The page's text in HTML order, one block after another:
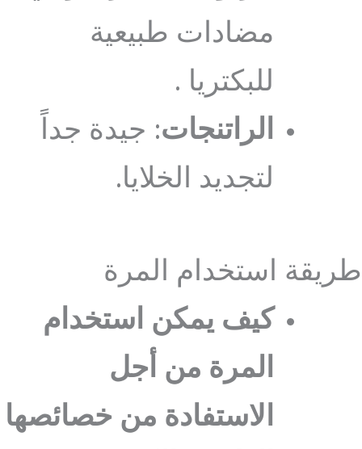
مضادات طبيعية
للبكتريا .
الراتنجات: جيدة جداً
لتجديد الخلايا.
طريقة استخدام المرة
كيف يمكن استخدام
المرة من أجل
الاستفادة من خصائصها